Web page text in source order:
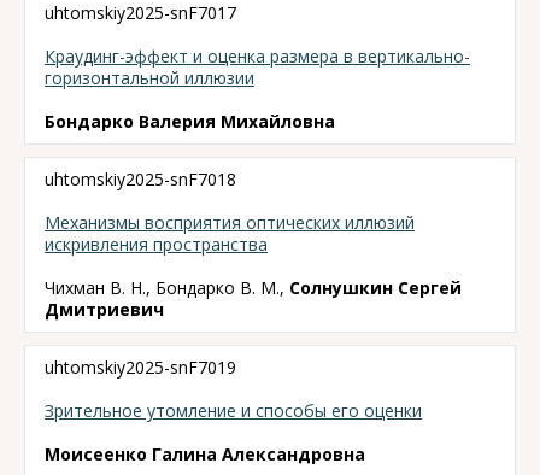
uhtomskiy2025-snF7017
Краудинг-эффект и оценка размера в вертикально-
горизонтальной иллюзии
Бондарко Валерия Михайловна
uhtomskiy2025-snF7018
Механизмы восприятия оптических иллюзий
искривления пространства
Чихман В. Н., Бондарко В. М., Солнушкин Сергей
Дмитриевич
uhtomskiy2025-snF7019
Зрительное утомление и способы его оценки
Моисеенко Галина Александровна